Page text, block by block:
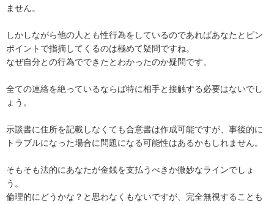
ません。
しかしながら他の人とも性行為をしているのであればあなたとピン
ポイントで指摘してくるのは極めて疑問ですね。
なぜ自分との行為でできたとわかったのか疑問です。
全ての連絡を絶っているならば特に相手と接触する必要はないでし
ょう。
示談書に住所を記載しなくても合意書は作成可能ですが、事後的に
トラブルになった場合に問題になる可能性はあるかもしれません。
そもそも法的にあなたが金銭を支払うべきか微妙なラインでしょ
う。
倫理的にどうかな？と思わなくもないですが、完全無視することも